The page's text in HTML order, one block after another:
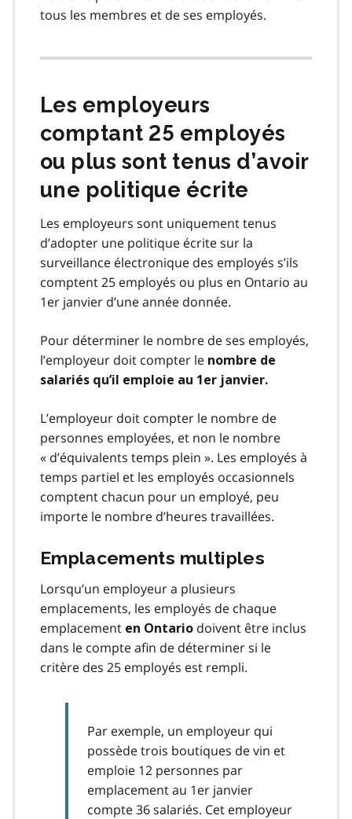
tous les membres et de ses employés.
Les employeurs
comptant 25 employés
ou plus sont tenus d’avoir
une politique écrite
Les employeurs sont uniquement tenus
d’adopter une politique écrite sur la
surveillance électronique des employés s’ils
comptent 25 employés ou plus en Ontario au
1er janvier d’une année donnée.
Pour déterminer le nombre de ses employés,
l’employeur doit compter le nombre de
salariés qu’il emploie au 1er janvier.
L’employeur doit compter le nombre de
personnes employées, et non le nombre
« d’équivalents temps plein ». Les employés à
temps partiel et les employés occasionnels
comptent chacun pour un employé, peu
importe le nombre d’heures travaillées.
Emplacements multiples
Lorsqu’un employeur a plusieurs
emplacements, les employés de chaque
emplacement en Ontario doivent être inclus
dans le compte afin de déterminer si le
critère des 25 employés est rempli.
Par exemple, un employeur qui
possède trois boutiques de vin et
emploie 12 personnes par
emplacement au 1er janvier
compte 36 salariés. Cet employeur